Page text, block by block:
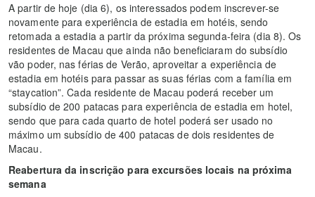
A partir de hoje (dia 6), os interessados podem inscrever-se
novamente para experiência de estadia em hotéis, sendo
retomada a estadia a partir da próxima segunda-feira (dia 8). Os
residentes de Macau que ainda não beneficiaram do subsídio
vão poder, nas férias de Verão, aproveitar a experiência de
estadia em hotéis para passar as suas férias com a família em
“staycation”. Cada residente de Macau poderá receber um
subsídio de 200 patacas para experiência de estadia em hotel,
sendo que para cada quarto de hotel poderá ser usado no
máximo um subsídio de 400 patacas de dois residentes de
Macau.
Reabertura da inscrição para excursões locais na próxima
semana